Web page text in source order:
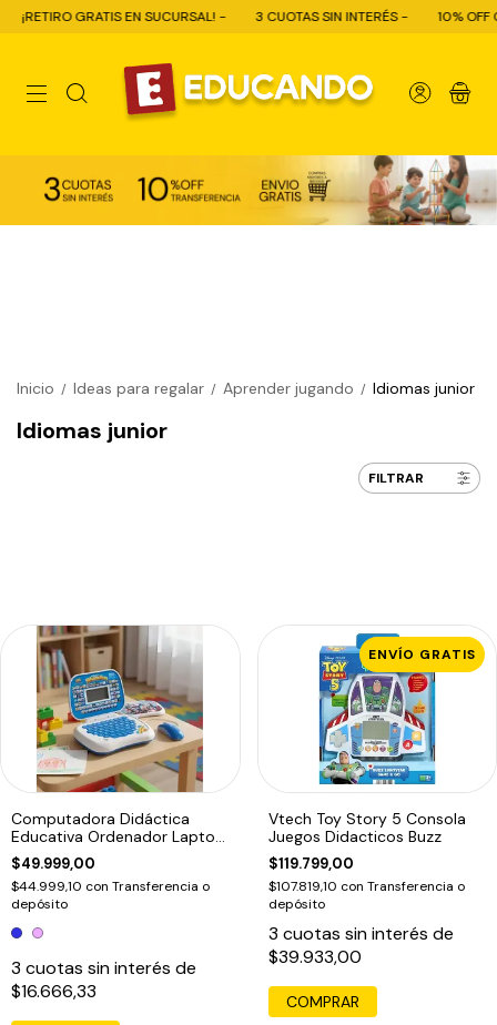
GRATIS EN SUCURSAL! - 3 CUOTAS SIN INTERÉS - 10% OFF
0
Inicio / Ideas para regalar / Aprender jugando / Idiomas junior
Idiomas junior
FILTRAR
Computadora Didáctica
Educativa Ordenador Laptop
Infantil
$49.999,00
$44.999,10 con Transferencia o
depósito
3 cuotas sin interés de
$16.666,33
ENVÍO GRATIS
Vtech Toy Story 5 Consola
Juegos Didacticos Buzz
$119.799,00
$107.819,10 con Transferencia o
depósito
3 cuotas sin interés de
$39.933,00